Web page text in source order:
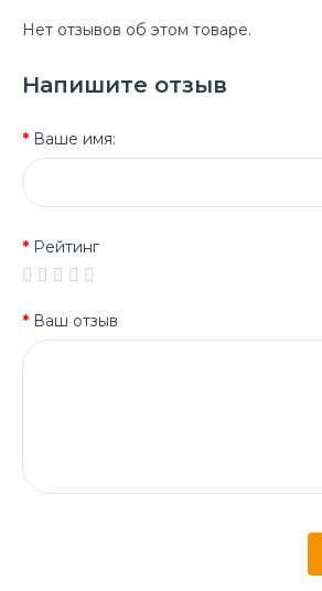
Нет отзывов об этом товаре.
Напишите отзыв
Ваше имя:
Рейтинг
Ваш отзыв